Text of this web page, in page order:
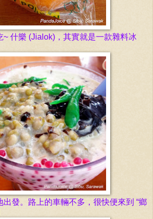
~ 什樂 (Jialok) ，其實就是一款雜料冰
出發。路上的車輛不多，很快便來到 “鄉